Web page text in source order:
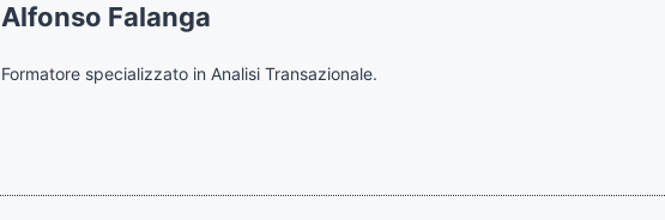
Alfonso Falanga
Formatore specializzato in Analisi Transazionale.